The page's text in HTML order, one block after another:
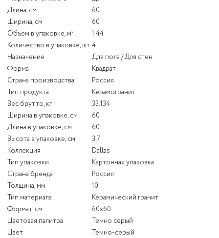
Длина, см
60
Ширина, см
60
Объем в упаковке, м²
1.44
Количество в упаковке, шт 4
Назначение
Для пола / Для стен
Форма
Квадрат
Страна производства
Россия
Тип продукта
Керамогранит
Вес брутто, кг
33.134
Ширина в упаковке, см
60
Длина в упаковке, см
60
Высота в упаковке, см
3.7
Коллекция
Dallas
Тип упаковки
Картонная упаковка
Страна бренда
Россия
Толщина, мм
10
Тип материала
Керамический гранит
Формат, см
60x60
Цветовая палитра
Темно серый
Цвет
Темно-серый